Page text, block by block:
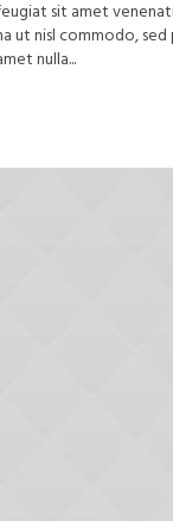
sit amet
ut nisl commodo,
nulla...